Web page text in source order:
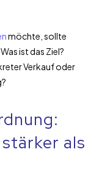
möchte, sollte
ist das Ziel?
Verkauf oder
als